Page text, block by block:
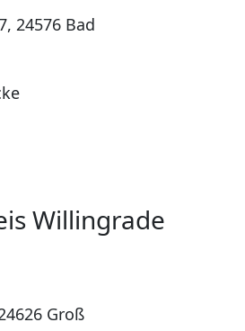
24576 Bad
Willingrade
Groß